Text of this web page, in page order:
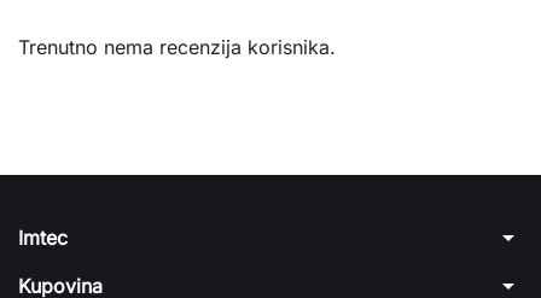
Trenutno nema recenzija korisnika.
Imtec arrow_drop_down
Kupovina arrow_drop_down